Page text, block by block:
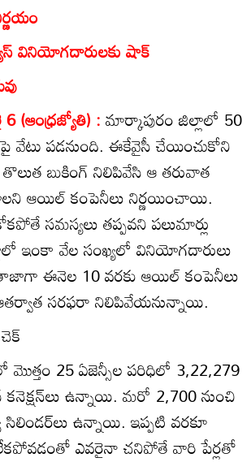
వినియోగదారులకు షాక్‌
(ఆంధ్రజ్యోతి) :మార్కాపురం జిల్లాలో 50
వేటు పడనుంది. ఈకేవైసీ చేయించుకోని
బుకింగ్‌ నిలిపివేసి ఆ తరువాత
ఆయిల్‌ కంపెనీలు నిర్ణయించాయి.
సమస్యలు తప్పవని పలుమార్లు
ఇంకా వేల సంఖ్యలో వినియోగదారులు
ఈనెల 10 వరకు ఆయిల్‌ కంపెనీలు
సరఫరా నిలిపివేయనున్నాయి.
మొత్తం 25 ఏజెన్సీల పరిధిలో 3,22,279
కనెక్షన్‌లు ఉన్నాయి. మరో 2,700 నుంచి
ఉన్నాయి. ఇప్పటి వరకూ
ఎవరైనా చనిపోతే వారి పేర్లతో